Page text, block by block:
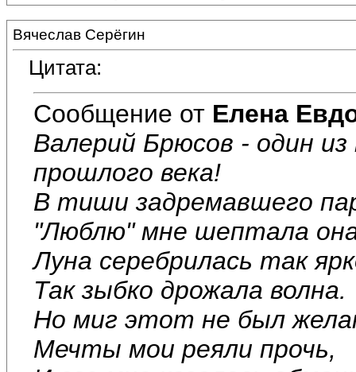
Вячеслав Серёгин
Цитата:
Сообщение от Елена
Валерий Брюсов - один
прошлого века!
В тиши задремавшего
"Люблю" мне шептала
Луна серебрилась так
Так зыбко дрожала волна.
Но миг этот не был
Мечты мои реяли прочь,